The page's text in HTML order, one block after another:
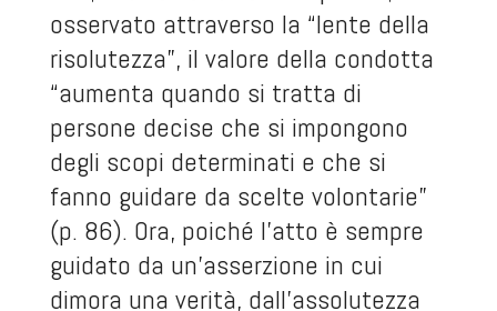
osservato attraverso la “lente della
risolutezza”, il valore della condotta
“aumenta quando si tratta di
persone decise che si impongono
degli scopi determinati e che si
fanno guidare da scelte volontarie”
(p. 86). Ora, poiché l’atto è sempre
guidato da un’asserzione in cui
dimora una verità, dall’assolutezza